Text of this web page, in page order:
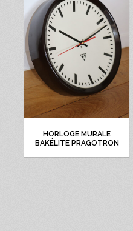
HORLOGE MURALE
BAKÉLITE PRAGOTRON